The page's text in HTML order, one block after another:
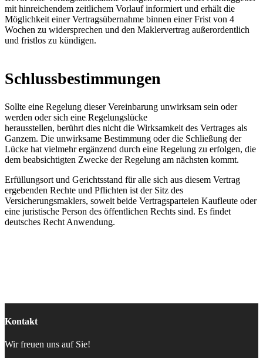
mit hinreichendem zeitlichem Vorlauf informiert und erhält die
Möglichkeit einer Vertragsübernahme binnen einer Frist von 4
Wochen zu widersprechen und den Maklervertrag außerordentlich
und fristlos zu kündigen.
Schlussbestimmungen
Sollte eine Regelung dieser Vereinbarung unwirksam sein oder
werden oder sich eine Regelungslücke
herausstellen, berührt dies nicht die Wirksamkeit des Vertrages als
Ganzem. Die unwirksame Bestimmung oder die Schließung der
Lücke hat vielmehr ergänzend durch eine Regelung zu erfolgen, die
dem beabsichtigten Zwecke der Regelung am nächsten kommt.
Erfüllungsort und Gerichtsstand für alle sich aus diesem Vertrag
ergebenden Rechte und Pflichten ist der Sitz des
Versicherungsmaklers, soweit beide Vertragsparteien Kaufleute oder
eine juristische Person des öffentlichen Rechts sind. Es findet
deutsches Recht Anwendung.
Kontakt
Wir freuen uns auf Sie!